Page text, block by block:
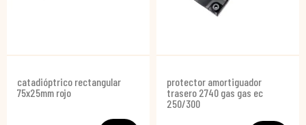
catadióptrico rectangular
75x25mm rojo
protector amortiguador
trasero 2740 gas gas ec
250/300